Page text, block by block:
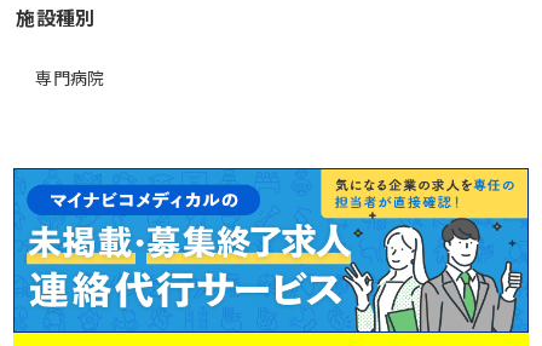
施設種別
専門病院